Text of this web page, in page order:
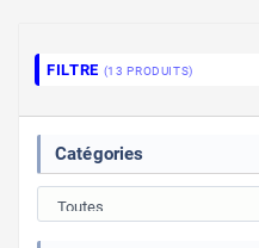
FILTRE (13 PRODUITS)
Catégories